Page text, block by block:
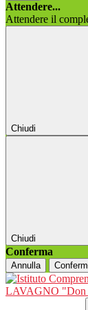
Attendere...
Attendere il
Chiudi
Chiudi
Conferma
Annulla
LAVAGNO "Don